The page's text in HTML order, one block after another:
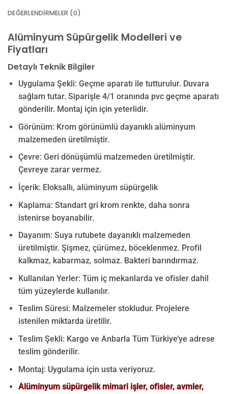
DEĞERLENDIRMELER (0)
Alüminyum Süpürgelik Modelleri ve
Fiyatları
Detaylı Teknik Bilgiler
Uygulama Şekli: Geçme aparatı ile tutturulur. Duvara
sağlam tutar. Siparişle 4/1 oranında pvc geçme aparatı
gönderilir. Montaj için için yeterlidir.
Görünüm: Krom görünümlü dayanıklı alüminyum
malzemeden üretilmiştir.
Çevre: Geri dönüşümlü malzemeden üretilmiştir.
Çevreye zarar vermez.
İçerik: Eloksallı, alüminyum süpürgelik
Kaplama: Standart gri krom renkte, daha sonra
istenirse boyanabilir.
Dayanım: Suya rutubete dayanıklı malzemeden
üretilmiştir. Şişmez, çürümez, böceklenmez. Profil
kalkmaz, kabarmaz, solmaz. Bakteri barındırmaz.
Kullanılan Yerler: Tüm iç mekanlarda ve ofisler dahil
tüm yüzeylerde kullanılır.
Teslim Süresi: Malzemeler stokludur. Projelere
istenilen miktarda üretilir.
Teslim Şekli: Kargo ve Anbarla Tüm Türkiye’ye adrese
teslim gönderilir.
Montaj: Uygulama için usta veriyoruz.
Alüminyum süpürgelik mimari işler, ofisler, avmler,